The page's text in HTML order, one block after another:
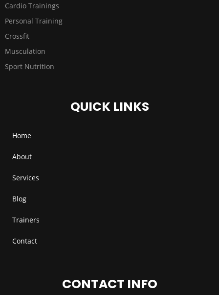
Cardio Trainings
Personal Training
Crossfit
Musculation
Sport Nutrition
QUICK LINKS
Home
About
Services
Blog
Trainers
Contact
CONTACT INFO